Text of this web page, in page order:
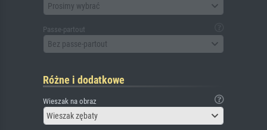
Prosimy wybrać
Passe-partout
Bez passe-partout
Różne i dodatkowe
Wieszak na obraz
Wieszak zębaty